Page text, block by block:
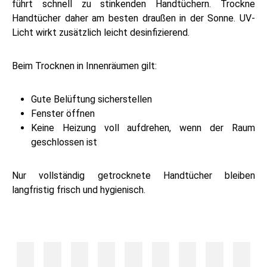
führt schnell zu stinkenden Handtüchern. Trockne
Handtücher daher am besten draußen in der Sonne. UV-
Licht wirkt zusätzlich leicht desinfizierend.
Beim Trocknen in Innenräumen gilt:
Gute Belüftung sicherstellen
Fenster öffnen
Keine Heizung voll aufdrehen, wenn der Raum
geschlossen ist
Nur vollständig getrocknete Handtücher bleiben
langfristig frisch und hygienisch.